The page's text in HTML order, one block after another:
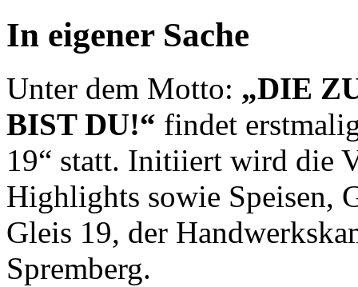
In eigener Sache
Unter dem Motto: „DIE
BIST DU!“ findet
19“ statt. Initiiert wird die
Highlights sowie Speisen,
Gleis 19, der
Spremberg.